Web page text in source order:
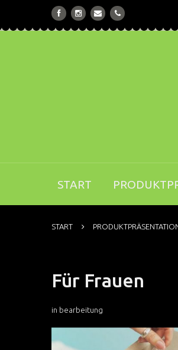
START
START
Für Frauen
in bearbeitung